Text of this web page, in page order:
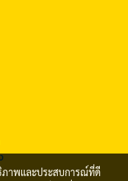
ภาพและประสบการณ์ที่ดี